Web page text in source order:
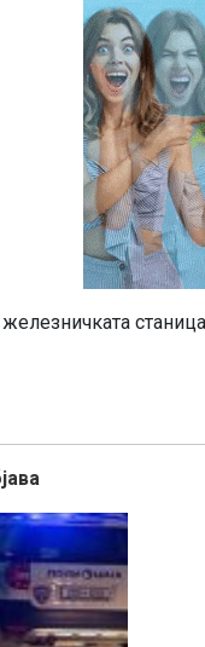
железничката